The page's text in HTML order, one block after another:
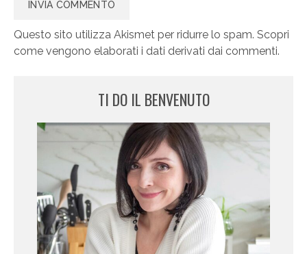
Questo sito utilizza Akismet per ridurre lo spam. Scopri
come vengono elaborati i dati derivati dai commenti.
TI DO IL BENVENUTO